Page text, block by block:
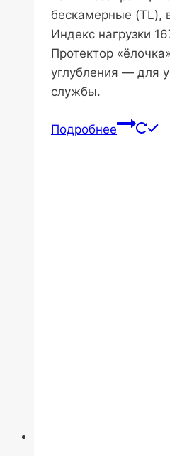
бескамерные (TL),
Индекс нагрузки
Протектор
углубления — для
службы.
Подробнее